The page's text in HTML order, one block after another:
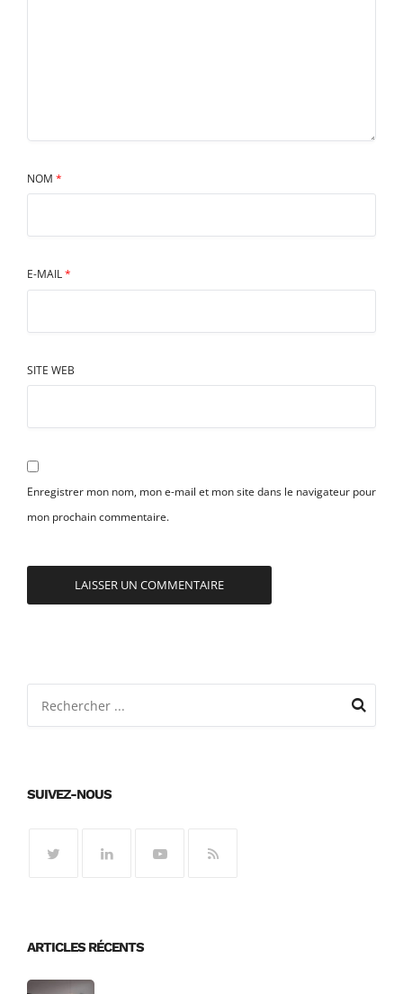
NOM *
E-MAIL*
SITE WEB
Enregistrer mon nom, mon e-mail et mon site dans le navigateur pour
mon prochain commentaire.
SUIVEZ-NOUS
ARTICLES RÉCENTS